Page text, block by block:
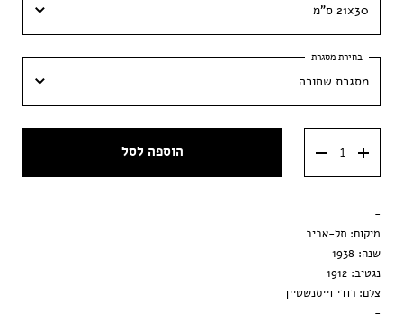
21x30 ס"מ
21x30 ס"מ
30x42 ס״מ
40x60 ס״מ
50x70 ס״מ
מסגרת שחורה
מסגרת ענבר
הדפסה בלבד
הוספה לסל
-
מיקום: תל-אביב
שנה: 1938
נגטיב: 1912
צלם: רודי וייסנשטיין
-